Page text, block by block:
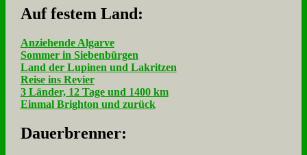
Auf fe­stem Land:
Anziehende Algarve
Sommer in Siebenbürgen
Land der Lupinen und Lakritzen
Reise ins Revier
3 Länder, 12 Tage und 1400 km
Einmal Brighton und zurück
Dau­er­bren­ner: